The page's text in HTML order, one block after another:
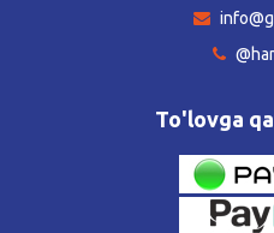
To'lovga